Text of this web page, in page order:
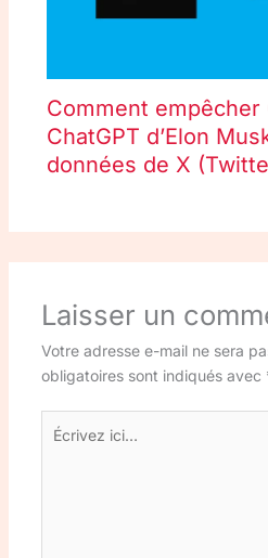
Comment empêcher
ChatGPT d’Elon
données de X
Laisser un
Votre adresse e-mail ne sera
obligatoires sont indiqués avec
Écrivez
ici…